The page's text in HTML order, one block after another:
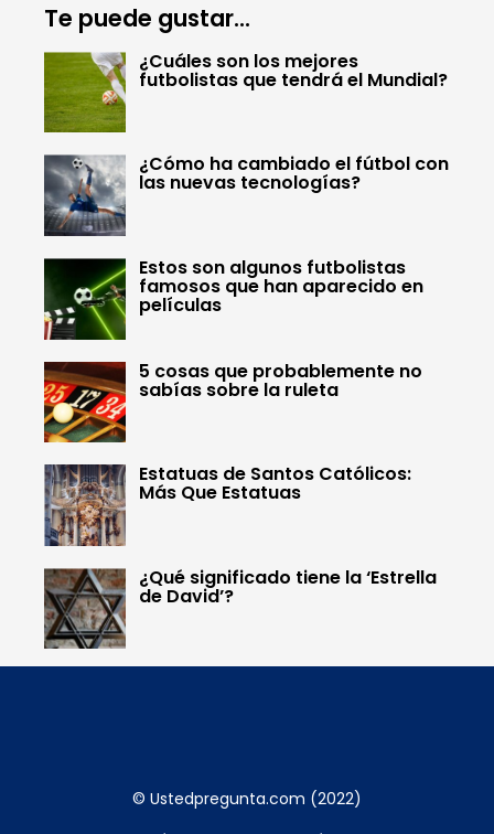
Te puede gustar...
¿Cuáles son los mejores
futbolistas que tendrá el Mundial?
¿Cómo ha cambiado el fútbol con
las nuevas tecnologías?
Estos son algunos futbolistas
famosos que han aparecido en
películas
5 cosas que probablemente no
sabías sobre la ruleta
Estatuas de Santos Católicos:
Más Que Estatuas
¿Qué significado tiene la ‘Estrella
de David’?
© Ustedpregunta.com (2022)